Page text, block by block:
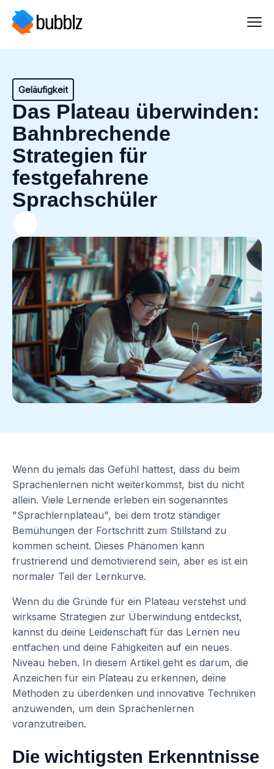
Geläufigkeit
Das Plateau überwinden:
Bahnbrechende
Strategien für
festgefahrene
Sprachschüler
Wenn du jemals das Gefühl hattest, dass du beim
Sprachenlernen nicht weiterkommst, bist du nicht
allein. Viele Lernende erleben ein sogenanntes
"Sprachlernplateau", bei dem trotz ständiger
Bemühungen der Fortschritt zum Stillstand zu
kommen scheint. Dieses Phänomen kann
frustrierend und demotivierend sein, aber es ist ein
normaler Teil der Lernkurve.
Wenn du die Gründe für ein Plateau verstehst und
wirksame Strategien zur Überwindung entdeckst,
kannst du deine Leidenschaft für das Lernen neu
entfachen und deine Fähigkeiten auf ein neues
Niveau heben. In diesem Artikel geht es darum, die
Anzeichen für ein Plateau zu erkennen, deine
Methoden zu überdenken und innovative Techniken
anzuwenden, um dein Sprachenlernen
voranzutreiben.
Die wichtigsten Erkenntnisse